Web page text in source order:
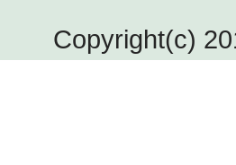
Copyright(c)